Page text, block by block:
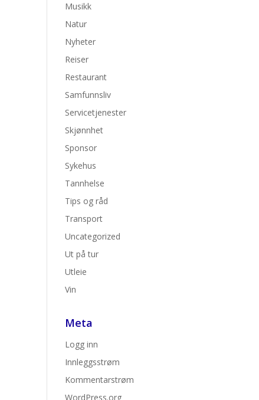
Musikk
Natur
Nyheter
Reiser
Restaurant
Samfunnsliv
Servicetjenester
Skjønnhet
Sponsor
Sykehus
Tannhelse
Tips og råd
Transport
Uncategorized
Ut på tur
Utleie
Vin
Meta
Logg inn
Innleggsstrøm
Kommentarstrøm
WordPress.org